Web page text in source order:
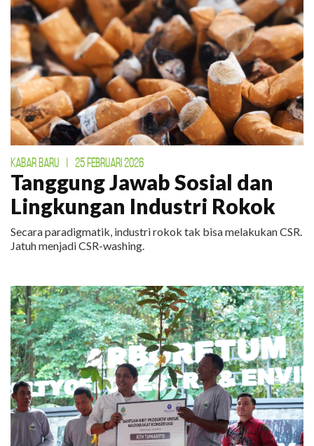
KABAR BARU | 25 FEBRUARI 2026
Tanggung Jawab Sosial dan
Lingkungan Industri Rokok
Secara paradigmatik, industri rokok tak bisa melakukan CSR.
Jatuh menjadi CSR-washing.